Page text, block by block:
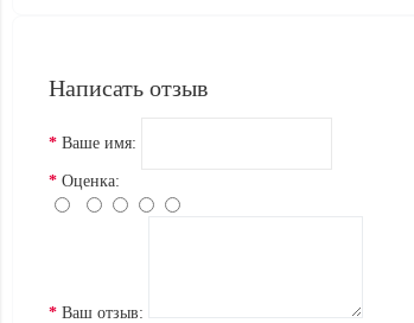
Написать отзыв
Ваше имя:
Оценка:
Ваш отзыв: